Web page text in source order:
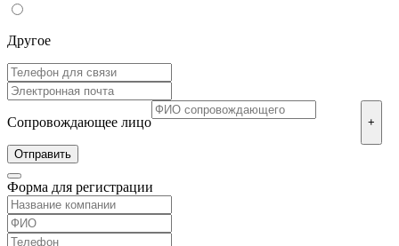
Другое
Сопровождающее лицо +
Форма для регистрации